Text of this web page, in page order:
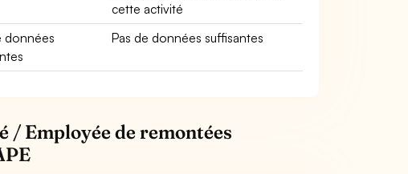
cette activité
données
Pas de données suffisantes
/ Employée de remontées